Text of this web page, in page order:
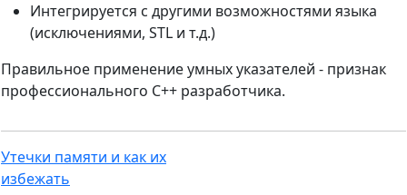
Интегрируется с другими возможностями языка
(исключениями, STL и т.д.)
Правильное применение умных указателей - признак
профессионального C++ разработчика.
Утечки памяти и как их
избежать